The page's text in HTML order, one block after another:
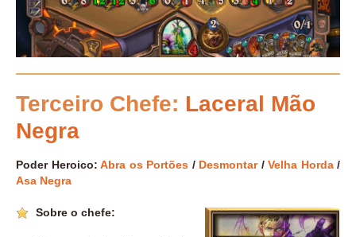
Terceiro Chefe: Laceral Mão
Negra
Poder Heroico: Abra os Portões / Desmontar/ Velha Horda/
Asa Negra
Sobre o chefe: